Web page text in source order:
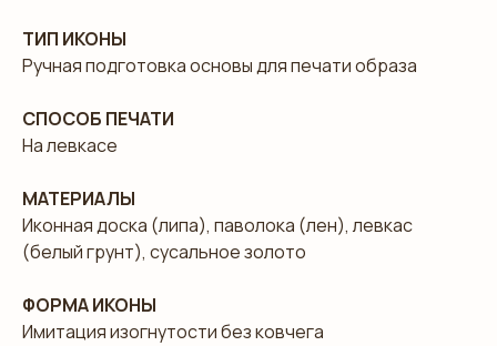
ТИП ИКОНЫ
Ручная подготовка основы для печати образа
СПОСОБ ПЕЧАТИ
На левкасе
МАТЕРИАЛЫ
Иконная доска (липа), паволока (лен), левкас
(белый грунт), сусальное золото
ФОРМА ИКОНЫ
Имитация изогнутости без ковчега